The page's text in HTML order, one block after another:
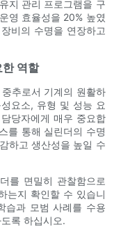
지 관리 프로그램을 구
영 효율성을 20% 높였
비의 수명을 연장하고
한 역할
추로서 기계의 원활하
요소, 유형 및 성능 요
당자에게 매우 중요합
를 통해 실린더의 수명
하고 생산성을 높일 수
를 면밀히 관찰함으로
는지 확인할 수 있습니
습과 모범 사례를 수용
록 하십시오.